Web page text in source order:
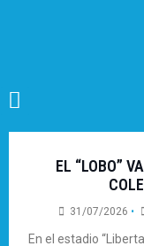
EL “LOBO”
31/07/2026 •
En el estadio